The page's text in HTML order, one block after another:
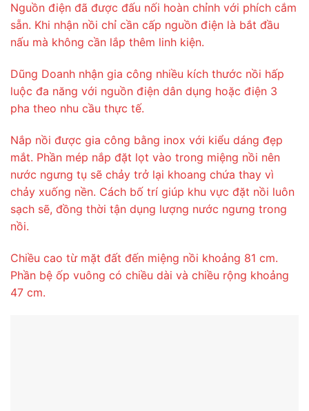
Nguồn điện đã được đấu nối hoàn chỉnh với phích cắm
sẵn. Khi nhận nồi chỉ cần cấp nguồn điện là bắt đầu
nấu mà không cần lắp thêm linh kiện.
Dũng Doanh nhận gia công nhiều kích thước nồi hấp
luộc đa năng với nguồn điện dân dụng hoặc điện 3
pha theo nhu cầu thực tế.
Nắp nồi được gia công bằng inox với kiểu dáng đẹp
mắt. Phần mép nắp đặt lọt vào trong miệng nồi nên
nước ngưng tụ sẽ chảy trở lại khoang chứa thay vì
chảy xuống nền. Cách bố trí giúp khu vực đặt nồi luôn
sạch sẽ, đồng thời tận dụng lượng nước ngưng trong
nồi.
Chiều cao từ mặt đất đến miệng nồi khoảng 81 cm.
Phần bệ ốp vuông có chiều dài và chiều rộng khoảng
47 cm.